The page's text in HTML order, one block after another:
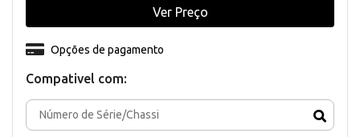
Compativel com:
Opções de pagamento
Ver Preço